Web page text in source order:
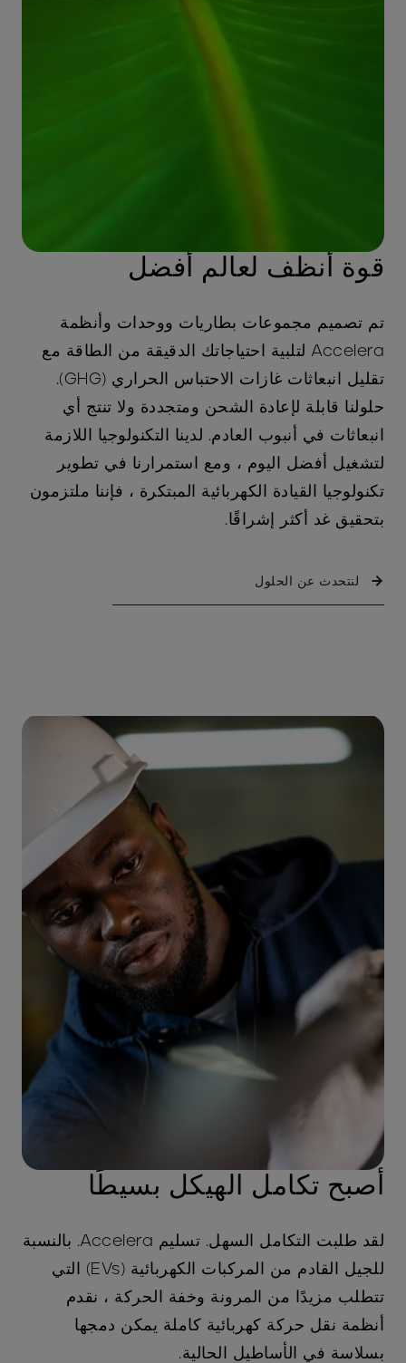
قوة أنظف لعالم أفضل
تم تصميم مجموعات بطاريات ووحدات وأنظمة
Accelera لتلبية احتياجاتك الدقيقة من الطاقة مع
تقليل انبعاثات غازات الاحتباس الحراري (GHG).
حلولنا قابلة لإعادة الشحن ومتجددة ولا تنتج أي
انبعاثات في أنبوب العادم. لدينا التكنولوجيا اللازمة
لتشغيل أفضل اليوم ، ومع استمرارنا في تطوير
تكنولوجيا القيادة الكهربائية المبتكرة ، فإننا ملتزمون
بتحقيق غد أكثر إشراقًا.
لنتحدث عن الحلول
أصبح تكامل الهيكل بسيطًا
لقد طلبت التكامل السهل. تسليم Accelera. بالنسبة
للجيل القادم من المركبات الكهربائية (EVs) التي
تتطلب مزيدًا من المرونة وخفة الحركة ، نقدم
أنظمة نقل حركة كهربائية كاملة يمكن دمجها
بسلاسة في الأساطيل الحالية.